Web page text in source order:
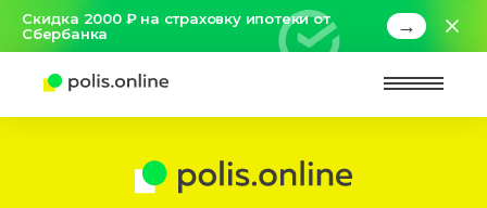
Скидка 2000 ₽ на страховку ипотеки от
Сбербанка
→